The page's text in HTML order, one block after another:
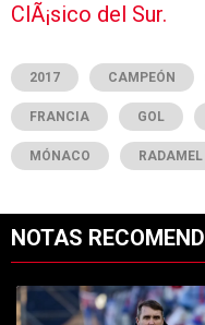
ClÃ¡sico del Sur.
2017 CAMPEÓN
FRANCIA GOL
MÓNACO RADAMEL
NOTAS
Un artículo de tendencia